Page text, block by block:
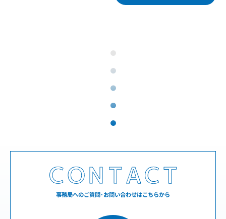
事務局へのご質問･お問い合わせはこちらから